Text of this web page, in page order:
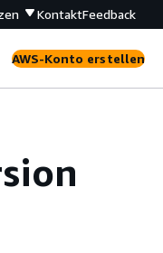
KontaktFeedback
AWS-Konto erstellen